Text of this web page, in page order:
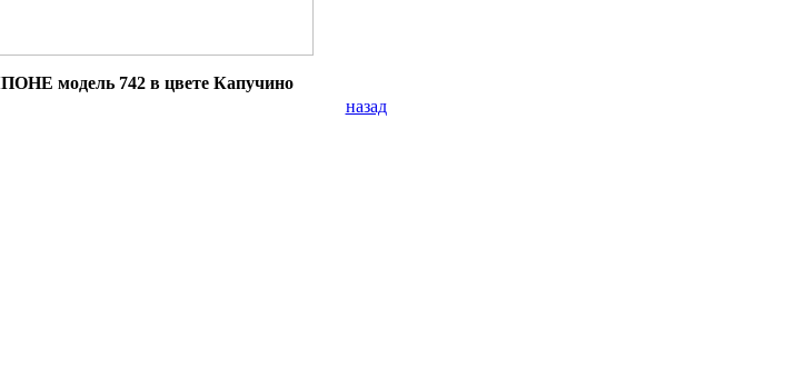
модель 742 в цвете Капучино
назад